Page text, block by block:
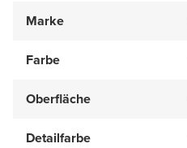
Marke
Farbe
Oberfläche
Detailfarbe